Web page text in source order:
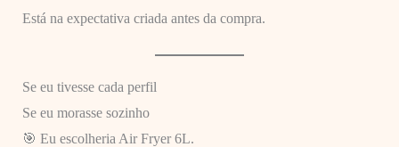
Está na expectativa criada antes da compra.
Se eu tivesse cada perfil
Se eu morasse sozinho
🎯 Eu escolheria Air Fryer 6L.